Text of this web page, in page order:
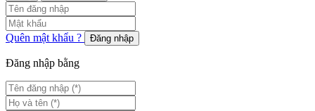
Quên mật khẩu ? Đăng nhập
Đăng nhập bằng